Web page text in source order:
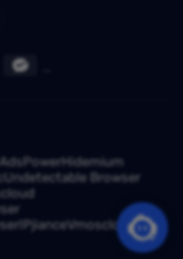
AdsPowerHidemium
Undetectable Browser
IPjianceVmoscloud